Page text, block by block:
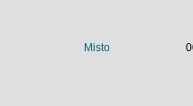
Misto